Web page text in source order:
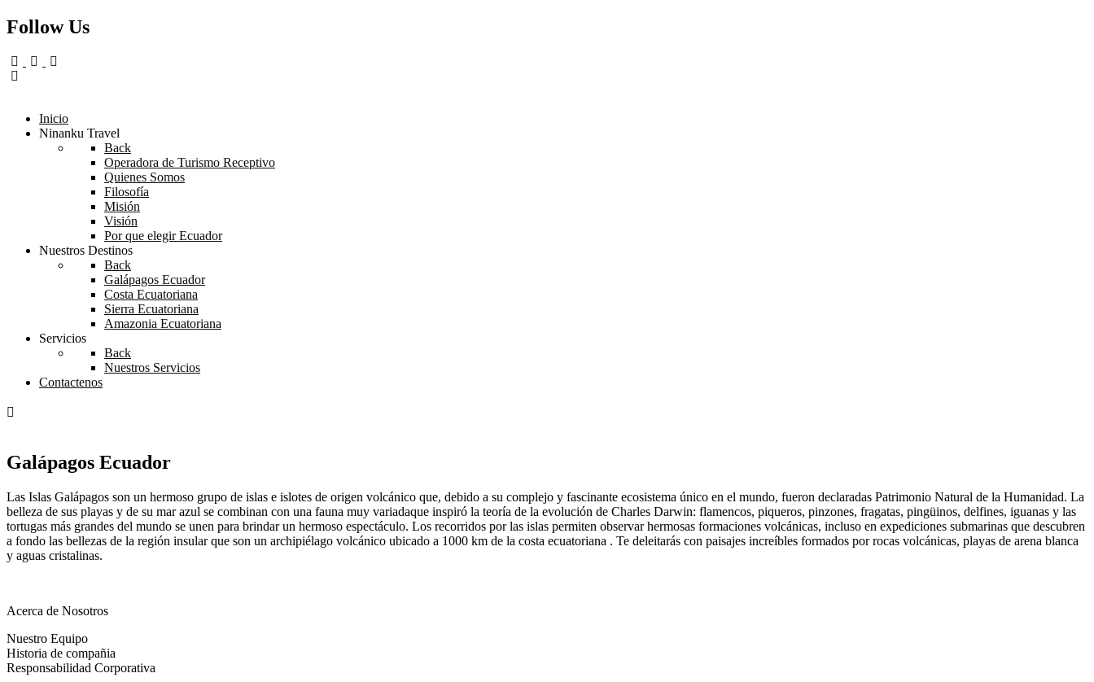
Follow Us
Inicio
Ninanku Travel
Back
Operadora de Turismo Receptivo
Quienes Somos
Filosofía
Misión
Visión
Por que elegir Ecuador
Nuestros Destinos
Back
Galápagos Ecuador
Costa Ecuatoriana
Sierra Ecuatoriana
Amazonia Ecuatoriana
Servicios
Back
Nuestros Servicios
Contactenos
Galápagos Ecuador
Las Islas Galápagos son un hermoso grupo de islas e islotes de origen volcánico que, debido a su complejo y fascinante ecosistema único en el mundo, fueron declaradas Patrimonio Natural de la Humanidad. La
belleza de sus playas y de su mar azul se combinan con una fauna muy variadaque inspiró la teoría de la evolución de Charles Darwin: flamencos, piqueros, pinzones, fragatas, pingüinos, delfines, iguanas y las
tortugas más grandes del mundo se unen para brindar un hermoso espectáculo. Los recorridos por las islas permiten observar hermosas formaciones volcánicas, incluso en expediciones submarinas que descubren
a fondo las bellezas de la región insular que son un archipiélago volcánico ubicado a 1000 km de la costa ecuatoriana . Te deleitarás con paisajes increíbles formados por rocas volcánicas, playas de arena blanca
y aguas cristalinas.
Acerca de Nosotros
Nuestro Equipo
Historia de compañia
Responsabilidad Corporativa